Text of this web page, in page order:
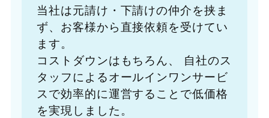
当社は元請け・下請けの仲介を挟ま
ず、お客様から直接依頼を受けてい
ます。
コストダウンはもちろん、
自社のス
タッフによるオールインワンサービ
スで効率的に運営することで低価格
を実現しました。